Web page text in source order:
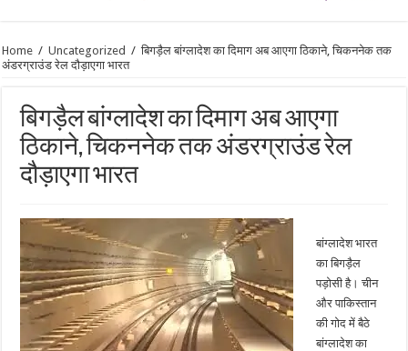
Home / Uncategorized / बिगड़ैल बांग्लादेश का दिमाग अब आएगा ठिकाने, चिकननेक तक
अंडरग्राउंड रेल दौड़ाएगा भारत
बिगड़ैल बांग्लादेश का दिमाग अब आएगा
ठिकाने, चिकननेक तक अंडरग्राउंड रेल
दौड़ाएगा भारत
बांग्लादेश भारत
का बिगड़ैल
पड़ोसी है। चीन
और पाकिस्तान
की गोद में बैठे
बांग्लादेश का